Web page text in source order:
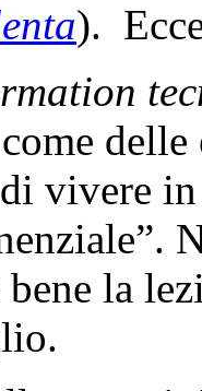
).
delle
vivere in
bene la